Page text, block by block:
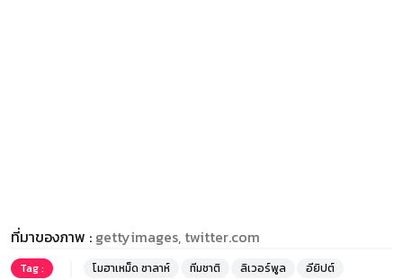
ที่มาของภาพ : gettyimages, twitter.com
Tag : โมฮาเหม็ด ซาลาห์ ทีมชาติ ลิเวอร์พูล อียิปต์